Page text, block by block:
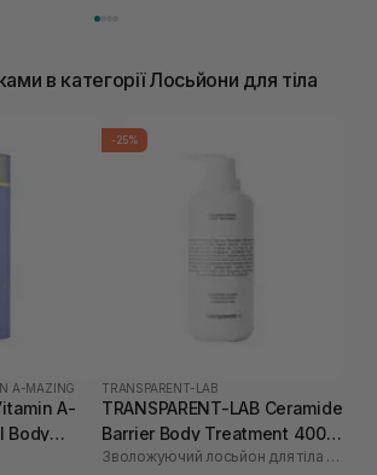
в категорії Лосьйони для тіла
A-MAZING
A-
Body
-25%
TRANSPARENT-LAB
TRANSPARENT-LAB Ceramide
Barrier Body Treatment 400
мл
Зволожуючий лосьйон для тіла з керамідами